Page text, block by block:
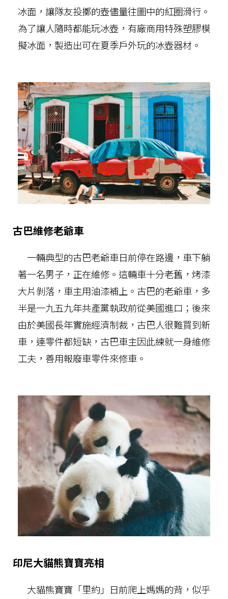
冰面，讓隊友投擲的壺儘量往圖中的紅圈滑行。
為了讓人隨時都能玩冰壺，有廠商用特殊塑膠模
擬冰面，製造出可在夏季戶外玩的冰壺器材。
古巴維修老爺車
一輛典型的古巴老爺車日前停在路邊，車下躺
著一名男子，正在維修。這輛車十分老舊，烤漆
大片剝落，車主用油漆補上。古巴的老爺車，多
半是一九五九年共產黨執政前從美國進口；後來
由於美國長年實施經濟制裁，古巴人很難買到新
車，連零件都短缺，古巴車主因此練就一身維修
工夫，善用報廢車零件來修車。
印尼大貓熊寶寶亮相
大貓熊寶寶「里約」日前爬上媽媽的背，似乎